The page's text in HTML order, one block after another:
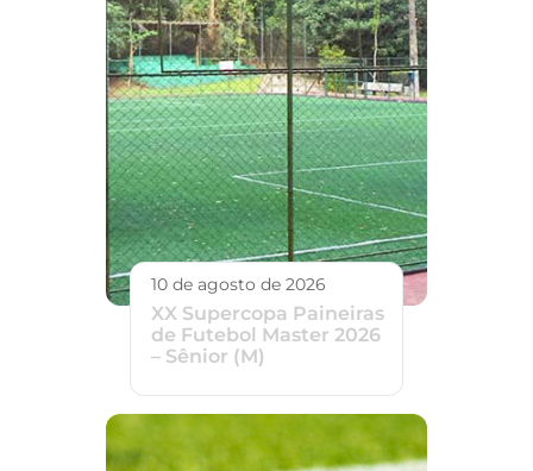
10 de agosto de 2026
XX Supercopa Paineiras
de Futebol Master 2026
– Sênior (M)